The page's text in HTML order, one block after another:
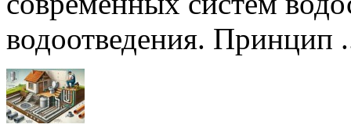
водоотведения. Принцип